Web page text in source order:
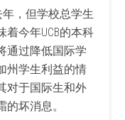
年，但学校总学生
今年UCB的本科
通过降低国际学
州学生利益的情
对于国际生和外
坏消息。